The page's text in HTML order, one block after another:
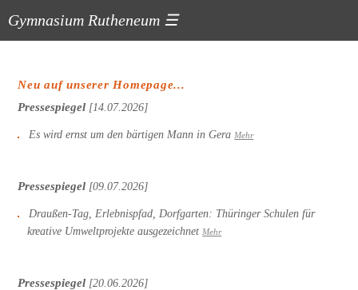
Gymnasium Rutheneum ☰
Neu auf unserer Homepage...
Pressespiegel [14.07.2026]
Es wird ernst um den bärtigen Mann in Gera Mehr
Pressespiegel [09.07.2026]
Draußen-Tag, Erlebnispfad, Dorfgarten: Thüringer Schulen für
kreative Umweltprojekte ausgezeichnet Mehr
Pressespiegel [20.06.2026]